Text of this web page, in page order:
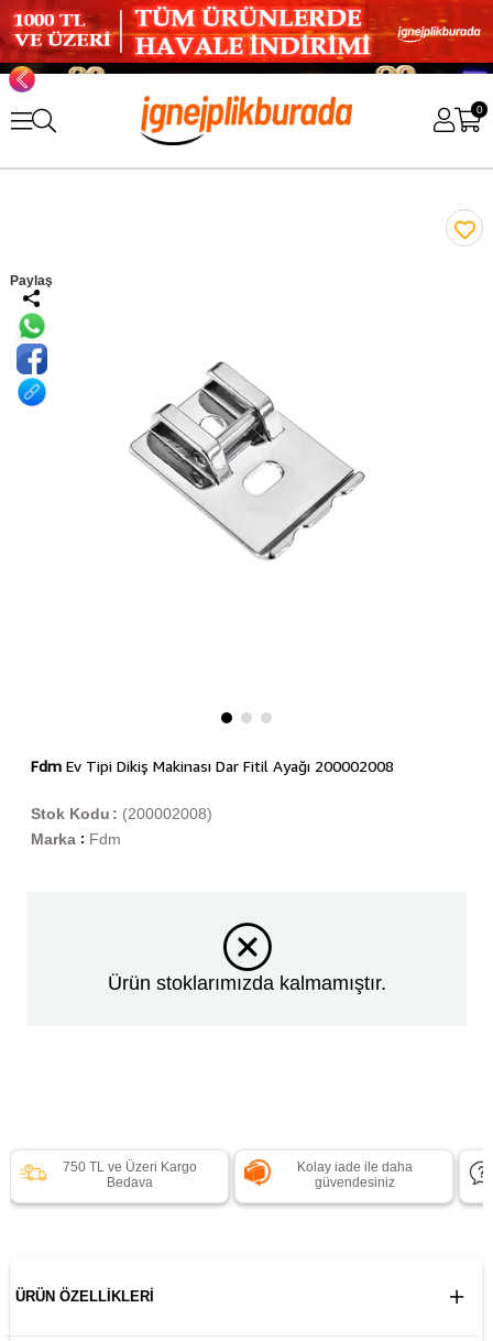
0
Paylaş
FdmEv Tipi Dikiş Makinası Dar Fitil Ayağı 200002008
(200002008)
Stok Kodu
Marka : Fdm
Ürün stoklarımızda kalmamıştır.
750 TL ve Üzeri Kargo
Bedava
Kolay iade ile daha
güvendesiniz
ÜRÜN ÖZELLIKLERI